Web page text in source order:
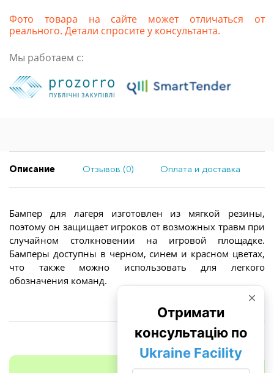
Фото товара на сайте может отличаться от
реального. Детали спросите у консультанта.
Мы работаем с:
Описание Отзывов (0) Оплата и доставка
Бампер для лагеря изготовлен из мягкой резины,
поэтому он защищает игроков от возможных травм при
случайном столкновении на игровой площадке.
Бамперы доступны в черном, синем и красном цветах,
что также можно использовать для легкого
обозначения команд.